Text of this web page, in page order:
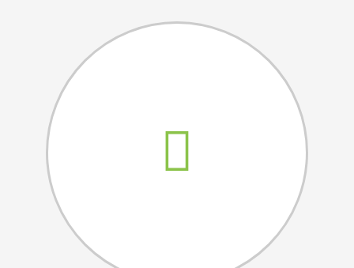
Assembleias Gerais
Semana Sénior
Passeio do Idoso
Associados
Orgãos Sociais
Publicações Oficiais
Contactos